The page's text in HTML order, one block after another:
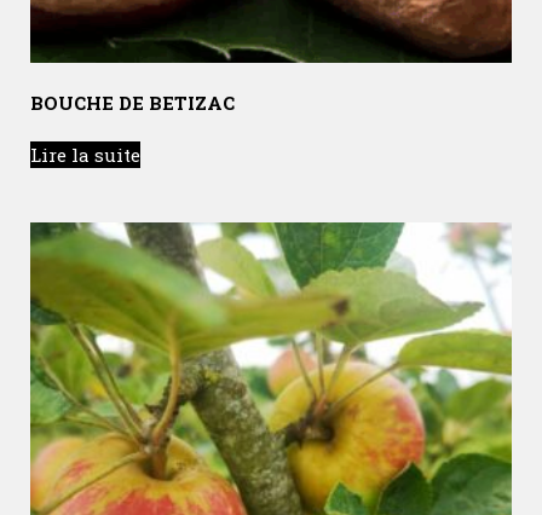
BOUCHE DE BETIZAC
Lire la suite